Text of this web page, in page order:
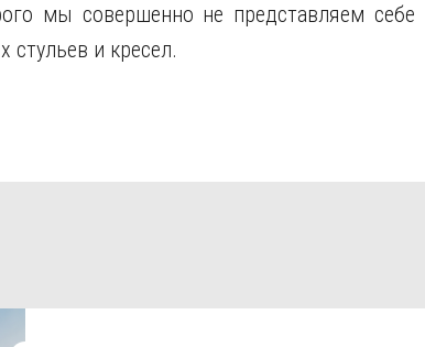
мы совершенно не представляем себе
и кресел.